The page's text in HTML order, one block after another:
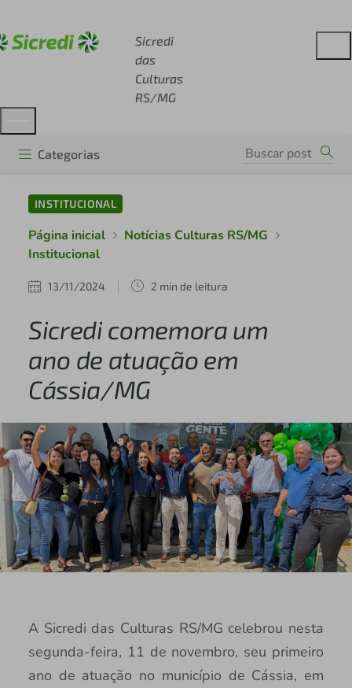
Sicredi
das
Culturas
RS/MG
Categorias
INSTITUCIONAL
Página inicial
Notícias Culturas RS/MG
Institucional
13/11/2024 2 min de leitura
Sicredi comemora um
ano de atuação em
Cássia/MG
A Sicredi das Culturas RS/MG celebrou nesta
segunda-feira, 11 de novembro, seu primeiro
ano de atuação no município de Cássia, em